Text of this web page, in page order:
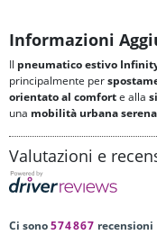
Informazioni
Il pneumatico estivo
principalmente per
orientato al comforte alla
una mobilità urbana serena
Valutazioni e
Ci sono574867 recensioni